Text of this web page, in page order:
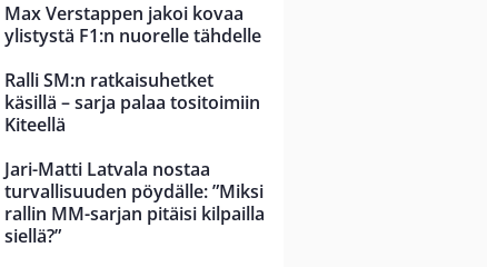
Max Verstappen jakoi kovaa
ylistystä F1:n nuorelle tähdelle
Ralli SM:n ratkaisuhetket
käsillä – sarja palaa tositoimiin
Kiteellä
Jari-Matti Latvala nostaa
turvallisuuden pöydälle: ”Miksi
rallin MM-sarjan pitäisi kilpailla
siellä?”